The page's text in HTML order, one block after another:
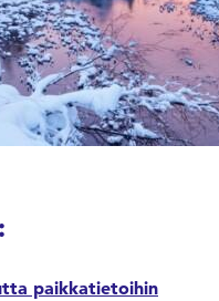
paikkatietoihin